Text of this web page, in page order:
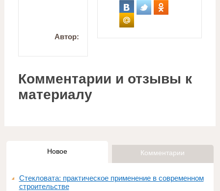
Автор:
Комментарии и отзывы к
материалу
Новое Комментарии
Стекловата: практическое применение в современном
строительстве